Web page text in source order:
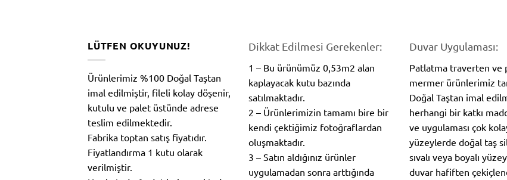
LÜTFEN OKUYUNUZ!
Ürünlerimiz %100 Doğal Taştan
imal edilmiştir, fileli kolay döşenir,
kutulu ve palet üstünde adrese
teslim edilmektedir.
Fabrika toptan satış fiyatıdır.
Fiyatlandırma 1 kutu olarak
verilmiştir.
Dikkat Edilmesi Gerekenler:
1 – Bu ürünümüz 0,53m2 alan
kaplayacak kutu bazında
satılmaktadır.
2 – Ürünlerimizin tamamı bire bir
kendi çektiğimiz fotoğraflardan
oluşmaktadır.
3 – Satın aldığınız ürünler
uygulamadan sonra arttığında
Duvar Uygulaması:
Patlatma traverten ve
mermer ürünlerimiz
Doğal Taştan imal
herhangi bir katkı
ve uygulaması çok
yüzeylerde doğal taş
sıvalı veya boyalı
duvar hafiften